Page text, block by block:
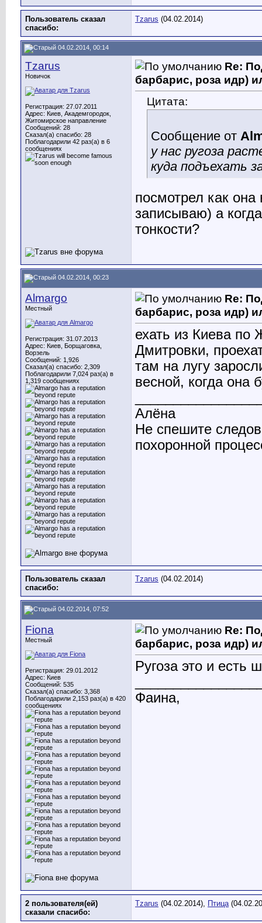
Пользователь сказал
cпасибо:
Tzarus (04.02.2014)
04.02.2014, 00:14
Tzarus
Новичок
Регистрация: 27.07.2011
Адрес: Киев, Академгородок,
Житомирское направление
Сообщений: 28
Сказал(а) спасибо: 28
Поблагодарили 42 раз(а) в 6
сообщениях
Re:
барбарис, роза идр)
Цитата:
Сообщение от
у нас ругоза
куда подъехать
посмотрел как она
записываю) а
тонкости?
04.02.2014, 00:23
Almargo
Местный
Регистрация: 31.07.2013
Адрес: Киев, Борщаговка,
Ворзель
Сообщений: 1,926
Сказал(а) спасибо: 2,309
Поблагодарили 7,024 раз(а) в
1,319 сообщениях
Re:
барбарис, роза идр)
ехать из Киева по
Дмитровки,
там на лугу
весной, когда она
Алёна
Не спешите
похоронной
Пользователь сказал
cпасибо:
Tzarus (04.02.2014)
04.02.2014, 07:52
Fiona
Местный
Регистрация: 29.01.2012
Адрес: Киев
Сообщений: 535
Сказал(а) спасибо: 3,368
Поблагодарили 2,153 раз(а) в 420
сообщениях
Re:
барбарис, роза идр)
Ругоза это и есть
Фаина,
2 пользователя(ей)
сказали cпасибо:
Tzarus (04.02.2014), Птица